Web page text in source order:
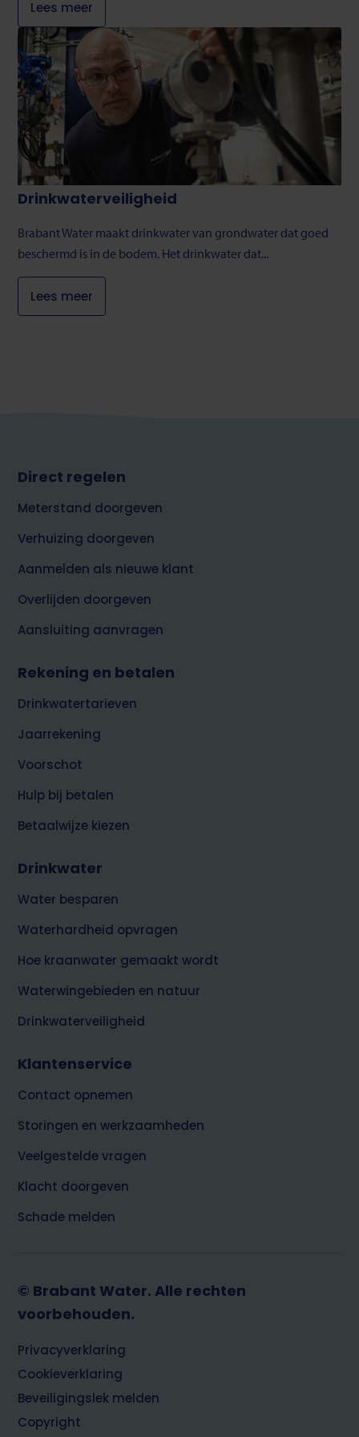
Lees meer
Drinkwaterveiligheid
Brabant Water maakt drinkwater van grondwater dat goed
beschermd is in de bodem. Het drinkwater dat...
Lees meer
Footer
Direct regelen
Meterstand doorgeven
Verhuizing doorgeven
Aanmelden als nieuwe klant
Overlijden doorgeven
Aansluiting aanvragen
Rekening en betalen
Drinkwatertarieven
Jaarrekening
Voorschot
Hulp bij betalen
Betaalwijze kiezen
Drinkwater
Water besparen
Waterhardheid opvragen
Hoe kraanwater gemaakt wordt
Waterwingebieden en natuur
Drinkwaterveiligheid
Klantenservice
Contact opnemen
Storingen en werkzaamheden
Veelgestelde vragen
Klacht doorgeven
Schade melden
© Brabant Water. Alle rechten
voorbehouden.
Footer
Privacyverklaring
Cookieverklaring
Beveiligingslek melden
Copyright